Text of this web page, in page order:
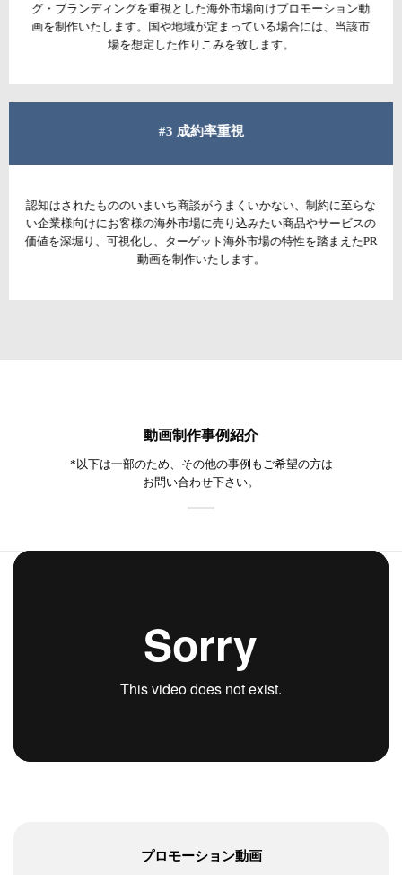
グ・ブランディングを重視とした海外市場向けプロモーション動
画を制作いたします。国や地域が定まっている場合には、当該市
場を想定した作りこみを致します。
#3 成約率重視
認知はされたもののいまいち商談がうまくいかない、制約に至らな
い企業様向けにお客様の海外市場に売り込みたい商品やサービスの
価値を深堀り、可視化し、ターゲット海外市場の特性を踏まえたPR
動画を制作いたします。
動画制作事例紹介
*以下は一部のため、その他の事例もご希望の方は
お問い合わせ下さい。
プロモーション動画